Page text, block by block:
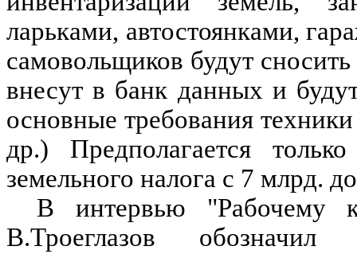
ларьками, автостоянками,
самовольщиков будут
внесут в банк данных и
основные требования
др.) Предполагается
земельного налога с 7 млрд.
В интервью "Рабочему
В.Троеглазов